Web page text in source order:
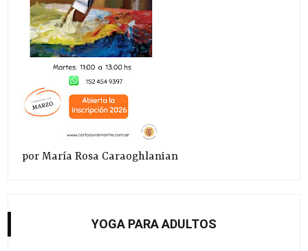
por María Rosa Caraoghlanian
YOGA PARA ADULTOS